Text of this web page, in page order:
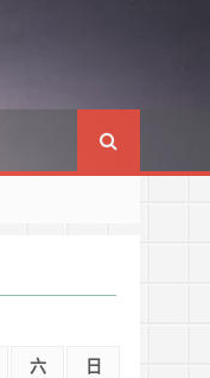
六
日